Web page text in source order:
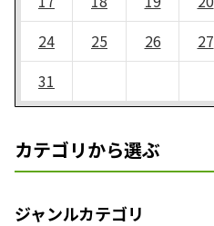
24
25 26 27
31
カテゴリから選ぶ
ジャンルカテゴリ